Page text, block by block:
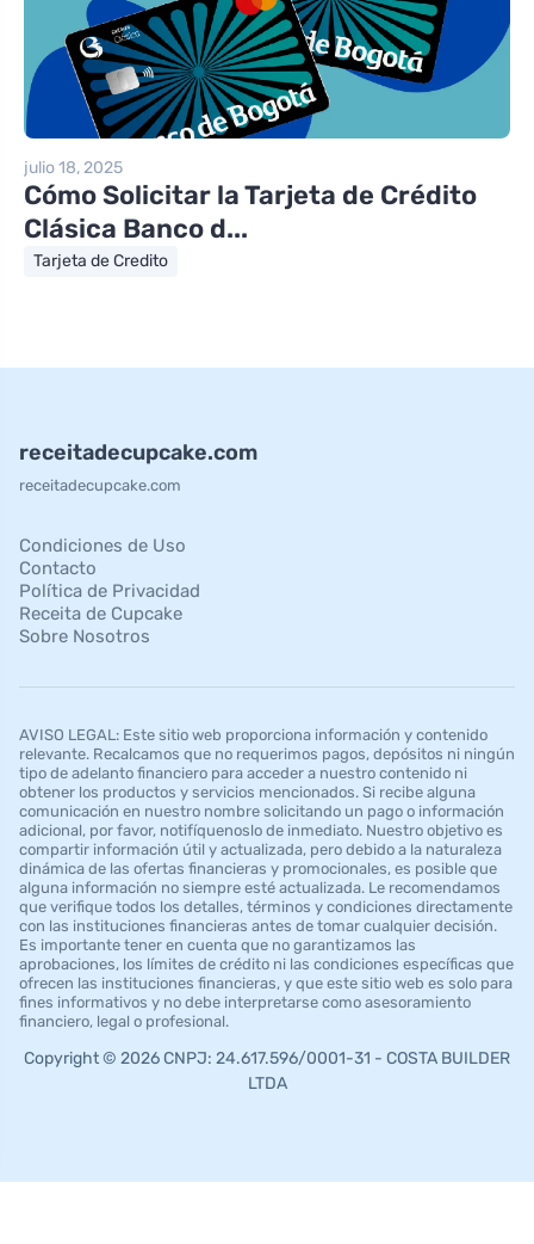
julio 18, 2025
Cómo Solicitar la Tarjeta de Crédito
Clásica Banco d...
Tarjeta de Credito
receitadecupcake.com
receitadecupcake.com
Condiciones de Uso
Contacto
Política de Privacidad
Receita de Cupcake
Sobre Nosotros
AVISO LEGAL: Este sitio web proporciona información y contenido
relevante. Recalcamos que no requerimos pagos, depósitos ni ningún
tipo de adelanto financiero para acceder a nuestro contenido ni
obtener los productos y servicios mencionados. Si recibe alguna
comunicación en nuestro nombre solicitando un pago o información
adicional, por favor, notifíquenoslo de inmediato. Nuestro objetivo es
compartir información útil y actualizada, pero debido a la naturaleza
dinámica de las ofertas financieras y promocionales, es posible que
alguna información no siempre esté actualizada. Le recomendamos
que verifique todos los detalles, términos y condiciones directamente
con las instituciones financieras antes de tomar cualquier decisión.
Es importante tener en cuenta que no garantizamos las
aprobaciones, los límites de crédito ni las condiciones específicas que
ofrecen las instituciones financieras, y que este sitio web es solo para
fines informativos y no debe interpretarse como asesoramiento
financiero, legal o profesional.
Copyright © 2026 CNPJ: 24.617.596/0001-31 - COSTA BUILDER
LTDA